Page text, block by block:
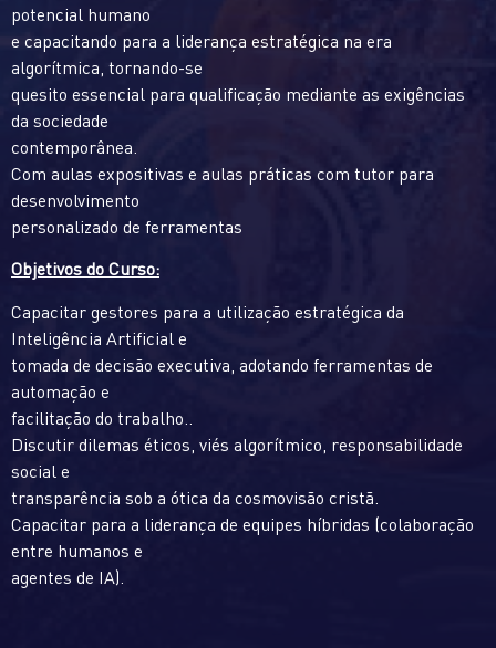
potencial humano
e capacitando para a liderança estratégica na era
algorítmica, tornando-se
quesito essencial para qualificação mediante as exigências
da sociedade
contemporânea.
Com aulas expositivas e aulas práticas com tutor para
desenvolvimento
personalizado de ferramentas
Objetivos do Curso:
Capacitar gestores para a utilização estratégica da
Inteligência Artificial e
tomada de decisão executiva, adotando ferramentas de
automação e
facilitação do trabalho..
Discutir dilemas éticos, viés algorítmico, responsabilidade
social e
transparência sob a ótica da cosmovisão cristã.
Capacitar para a liderança de equipes híbridas (colaboração
entre humanos e
agentes de IA).